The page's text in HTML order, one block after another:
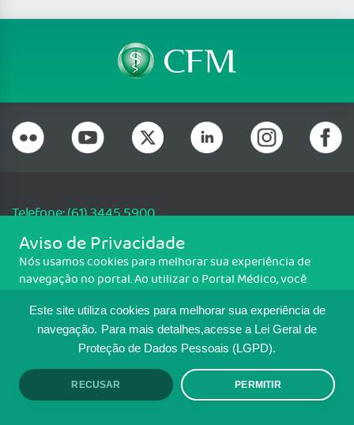
Este site utiliza cookies para melhorar sua experiência de
navegação. Para mais detalhes,acesse a Lei Geral de
Proteção de Dados Pessoais (LGPD).
RECUSAR PERMITIR
Telefone: (61) 3445 5900
Email: cfm@portalmedico.org.br
SGAS 616, Conjunto D, Lote 115, L2 Sul, Brasília/DF - CEP: 70200-760 -
CNPJ: 33.583.550/0001-30
MAPA DO SITE
TRANSPARÊNCIA E PRESTAÇÃO DE
CONTAS
Aviso de Privacidade
Nós usamos cookies para melhorar sua experiência de
navegação no portal. Ao utilizar o Portal Médico, você
Para ter mais informações sobre como isso é feito, acesse
Política de cookies. Se você concorda, clique em ACEITO.
ACEITO